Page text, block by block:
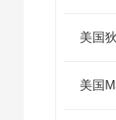
美国
美国